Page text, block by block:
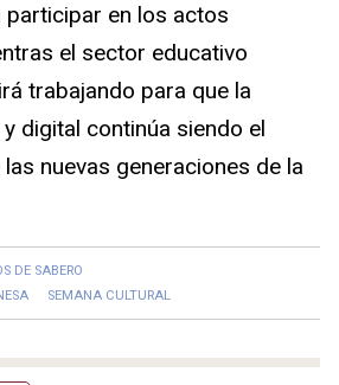
en los actos
el sector educativo
trabajando para que la
digital continúa siendo el
nuevas generaciones de la
DE SABERO
SEMANA CULTURAL